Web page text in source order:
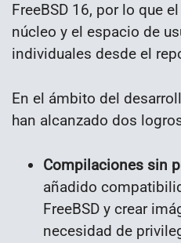
FreeBSD 16, por lo que
núcleo y el espacio de
individuales desde el
En el ámbito del
han alcanzado dos
Compilaciones sin
añadido
FreeBSD y crear
necesidad de